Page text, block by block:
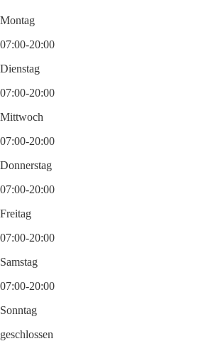
Montag
07:00-20:00
Dienstag
07:00-20:00
Mittwoch
07:00-20:00
Donnerstag
07:00-20:00
Freitag
07:00-20:00
Samstag
07:00-20:00
Sonntag
geschlossen